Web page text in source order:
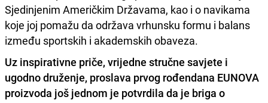
Sjedinjenim Američkim Državama, kao i o navikama
koje joj pomažu da održava vrhunsku formu i balans
između sportskih i akademskih obaveza.
Uz inspirativne priče, vrijedne stručne savjete i
ugodno druženje, proslava prvog rođendana EUNOVA
proizvoda još jednom je potvrdila da je briga o